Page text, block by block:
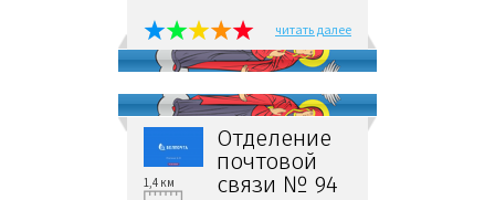
читать далее
Отделение
почтовой
связи № 94
1,4 км